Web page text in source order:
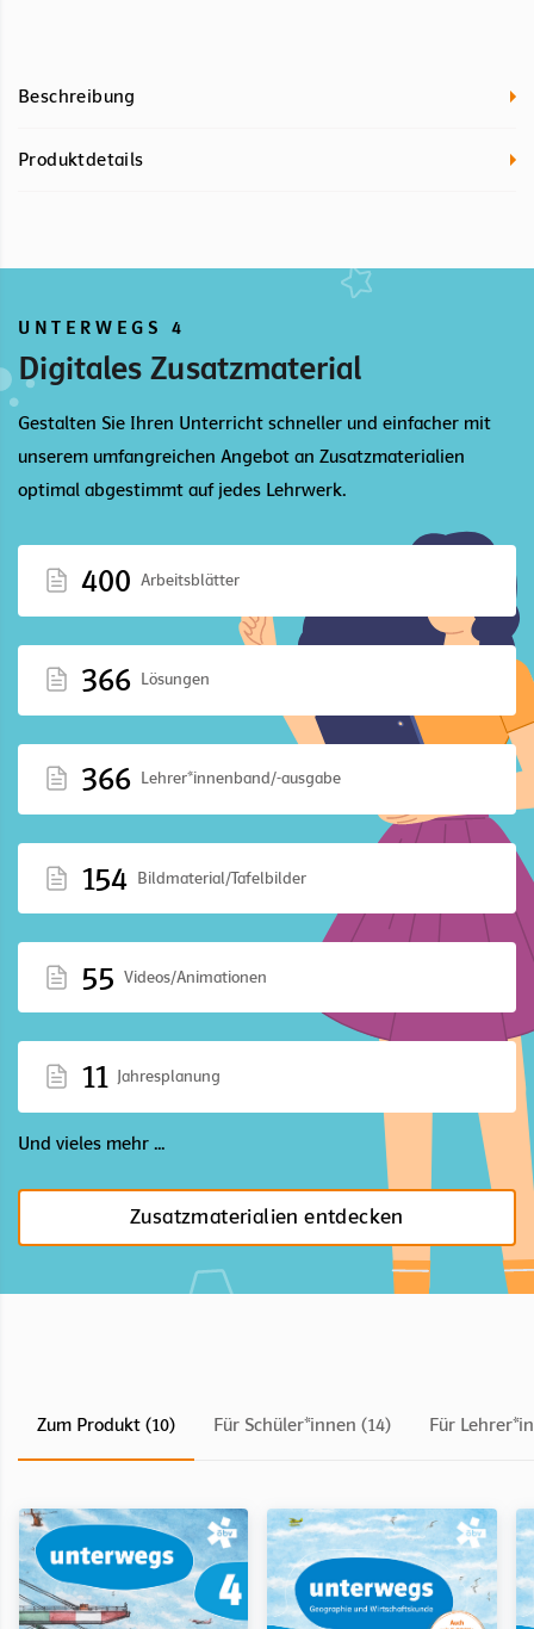
Beschreibung
Produktdetails
UNTERWEGS 4
Digitales Zusatzmaterial
Gestalten Sie Ihren Unterricht schneller und einfacher mit
unserem umfangreichen Angebot an Zusatzmaterialien
optimal abgestimmt auf jedes Lehrwerk.
400 Arbeitsblätter
366 Lösungen
366 Lehrer*innenband/-ausgabe
154 Bildmaterial/Tafelbilder
55 Videos/Animationen
11 Jahresplanung
Und vieles mehr ...
Zusatzmaterialien entdecken
Zum Produkt (10) Für Schüler*innen (14) Für